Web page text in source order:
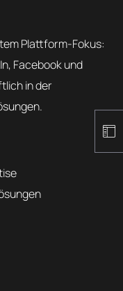
Plattform-Fokus:
Facebook und
in der